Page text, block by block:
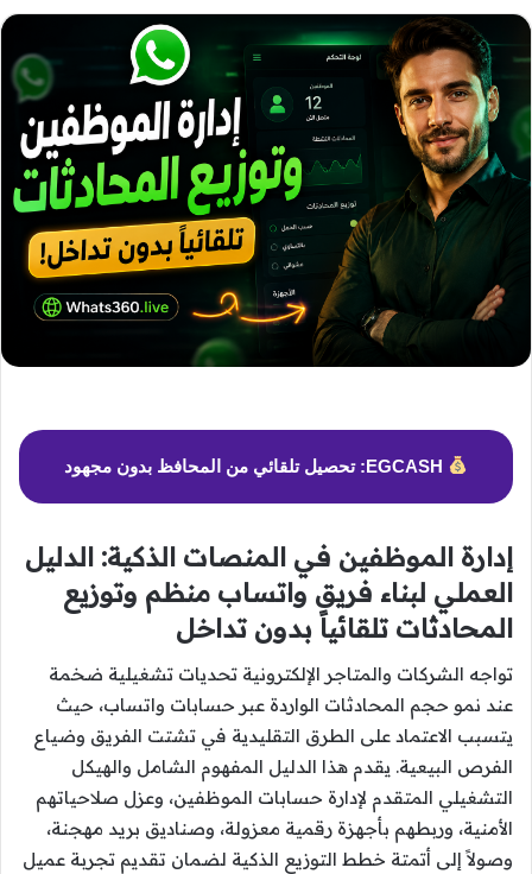
إدارة الموظفين في المنصات الذكية: الدليل
العملي لبناء فريق واتساب منظم وتوزيع
المحادثات تلقائياً بدون تداخل
تواجه الشركات والمتاجر الإلكترونية تحديات تشغيلية ضخمة
عند نمو حجم المحادثات الواردة عبر حسابات واتساب، حيث
يتسبب الاعتماد على الطرق التقليدية في تشتت الفريق وضياع
الفرص البيعية. يقدم هذا الدليل المفهوم الشامل والهيكل
التشغيلي المتقدم لإدارة حسابات الموظفين، وعزل صلاحياتهم
الأمنية، وربطهم بأجهزة رقمية معزولة، وصناديق بريد مهجنة،
وصولاً إلى أتمتة خطط التوزيع الذكية لضمان تقديم تجربة عميل